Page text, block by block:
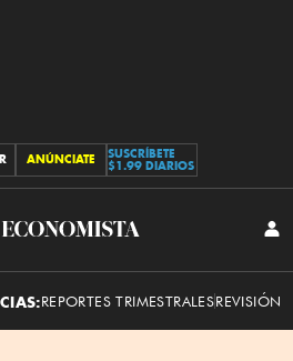
ANÚNCIATE
SUSCRÍBETE
$1.99 DIARIOS
El
REPORTES TRIMESTRALESREVISIÓN